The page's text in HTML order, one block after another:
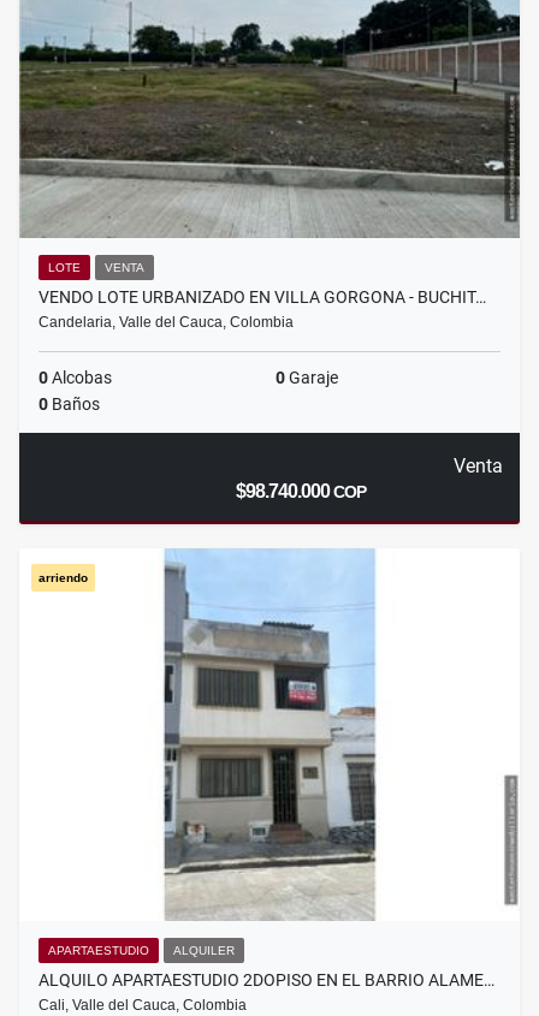
LOTE VENTA
VENDO LOTE URBANIZADO EN VILLA GORGONA - BUCHIT…
Candelaria, Valle del Cauca, Colombia
0Alcobas 0Garaje
0 Baños
Venta
$98.740.000COP
arriendo
APARTAESTUDIO ALQUILER
ALQUILO APARTAESTUDIO 2DOPISO EN EL BARRIO ALAME…
Cali, Valle del Cauca, Colombia